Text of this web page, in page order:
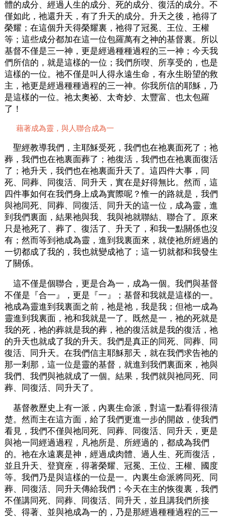
體的成分、經過人生的成分、死的成分、復活的成分。不
僅如此，祂還升天，有了升天的成分。升天之後，祂得了
榮耀；在這個升天得榮耀裏，祂得了冠冕、王位、王權
等；這些成分都加在這一位包羅萬有之神的基督裏。所以
基督不僅是三一神，更是經過種種過程的三一神；今天我
們所信的，就是這樣的一位；我們所喫、所享受的，也是
這樣的一位。祂不僅是叫人得永遠生命，有永生盼望的救
主，祂更是經過種種過程的三一神。你我所信的耶穌，乃
是這樣的一位。祂太奧祕、太奇妙、太豐富、也太包羅
了！
藉著成為靈，與人聯合成為一
聖經教導我們，主耶穌受死，我們也在祂裏面死了；祂
葬，我們也在祂裏面葬了；祂復活，我們也在祂裏面復活
了；祂升天，我們也在祂裏面升天了。這四件大事，同
死、同葬、同復活、同升天，實在是好得無比。然而，這
四件事如何在我們身上成為實際呢？惟一的路就是，我們
與祂同死、同葬、同復活、同升天的這一位，成為靈，進
到我們裏面，結果祂與我、我與祂就聯結、聯合了。原來
只是祂死了、葬了、復活了、升天了，和我一點關係也沒
有；然而等到祂成為靈，進到我裏面來，就使祂所經過的
一切都成了我的，我也就變成祂了；這一切就都和我發生
了關係。
這不僅是個聯合，更是合為一，成為一個。我們與基督
不僅是『合一』，更是『一』；基督和我就是這樣的一。
祂成為靈進到我裏面之前，祂是祂，我是我；但祂一成為
靈進到我裏面，祂和我就是一了。既然是一，祂的死就是
我的死，祂的葬就是我的葬，祂的復活就是我的復活，祂
的升天也就成了我的升天。我們是真正的同死、同葬、同
復活、同升天。在我們信主耶穌那天，就在我們求告祂的
那一剎那，這一位是靈的基督，就進到我們裏面來，祂與
我們、我們與祂就成了一個。結果，我們就與祂同死、同
葬、同復活、同升天了。
基督教歷史上有一派，內裏生命派，對這一點看得很清
楚。然而主在這方面，給了我們更進一步的開啟，使我們
看見，我們不僅與祂同死、同葬、同復活、同升天，更是
與祂一同經過過程，凡祂所是、所經過的，都成為我們
的。祂在永遠裏是神，經過成肉體、過人生、死而復活，
並且升天、登寶座，得著榮耀、冠冕、王位、王權、國度
等。我們乃是與這樣的一位是一。內裏生命派將同死、同
葬、同復活、同升天傳給我們；今天在主的恢復裏，我們
不僅講同死、同葬、同復活、同升天，並且講我們所接
受、得著、並與祂成為一的，乃是那經過種種過程的三一